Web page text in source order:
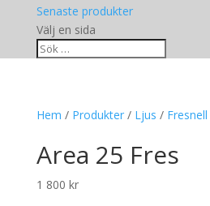
Senaste produkter
Välj en sida
Hem / Produkter/ Ljus / Fresnell
Area 25 Fres
1 800 kr